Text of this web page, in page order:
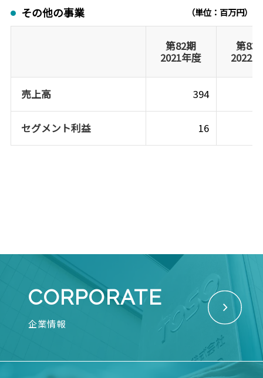
その他の事業 （単位：百万円）
第82期
2021年度
第83
2022
売上高 394
セグメント利益 16
CORPORATE
企業情報